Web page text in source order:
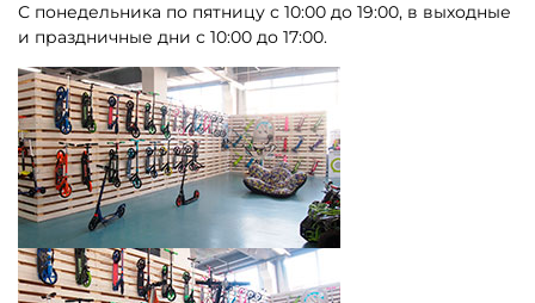
С понедельника по пятницу с 10:00 до 19:00, в выходные
и праздничные дни с 10:00 до 17:00.